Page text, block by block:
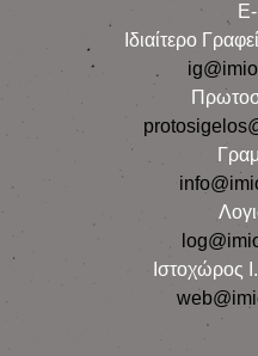
Iδιαίτερο
Ιστοχώρος